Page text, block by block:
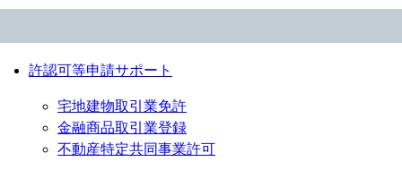
許認可等申請サポート
宅地建物取引業免許
金融商品取引業登録
不動産特定共同事業許可